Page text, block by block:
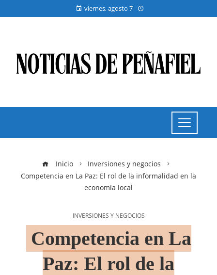
viernes, agosto 7
Inicio
Inversiones y negocios
Competencia en La Paz: El rol de la informalidad en la
economía local
INVERSIONES Y NEGOCIOS
Competencia en La
Paz: El rol de la